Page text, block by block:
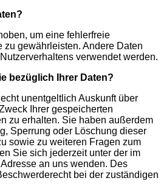
um eine fehlerfreie
zu gewährleisten. Andere Daten
verwendet werden.
bezüglich Ihrer Daten?
unentgeltlich Auskunft über
Ihrer gespeicherten
zu erhalten. Sie haben außerdem
Sperrung oder Löschung dieser
sowie zu weiteren Fragen zum
Sie sich jederzeit unter der im
an uns wenden. Des
bei der zuständigen